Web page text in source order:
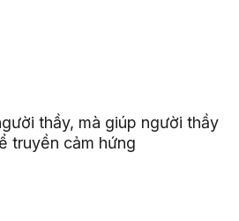
thầy, mà giúp người thầy
truyền cảm hứng